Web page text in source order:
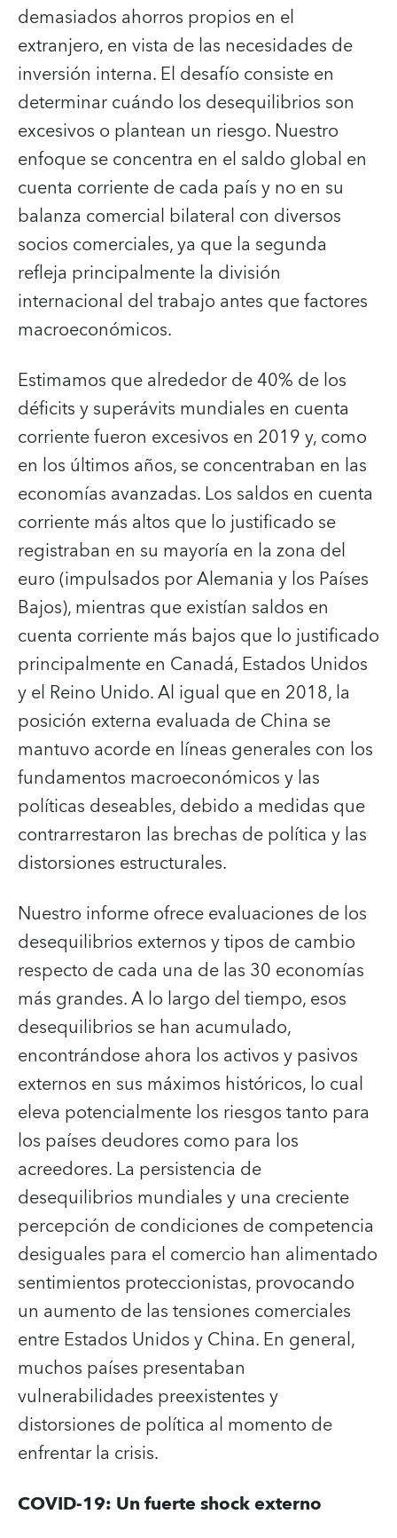
demasiados ahorros propios en el
extranjero, en vista de las necesidades de
inversión interna. El desafío consiste en
determinar cuándo los desequilibrios son
excesivos o plantean un riesgo. Nuestro
enfoque se concentra en el saldo global en
cuenta corriente de cada país y no en su
balanza comercial bilateral con diversos
socios comerciales, ya que la segunda
refleja principalmente la división
internacional del trabajo antes que factores
macroeconómicos.
Estimamos que alrededor de 40% de los
déficits y superávits mundiales en cuenta
corriente fueron excesivos en 2019 y, como
en los últimos años, se concentraban en las
economías avanzadas. Los saldos en cuenta
corriente más altos que lo justificado se
registraban en su mayoría en la zona del
euro (impulsados por Alemania y los Países
Bajos), mientras que existían saldos en
cuenta corriente más bajos que lo justificado
principalmente en Canadá, Estados Unidos
y el Reino Unido. Al igual que en 2018, la
posición externa evaluada de China se
mantuvo acorde en líneas generales con los
fundamentos macroeconómicos y las
políticas deseables, debido a medidas que
contrarrestaron las brechas de política y las
distorsiones estructurales.
Nuestro informe ofrece evaluaciones de los
desequilibrios externos y tipos de cambio
respecto de cada una de las 30 economías
más grandes. A lo largo del tiempo, esos
desequilibrios se han acumulado,
encontrándose ahora los activos y pasivos
externos en sus máximos históricos, lo cual
eleva potencialmente los riesgos tanto para
los países deudores como para los
acreedores. La persistencia de
desequilibrios mundiales y una creciente
percepción de condiciones de competencia
desiguales para el comercio han alimentado
sentimientos proteccionistas, provocando
un aumento de las tensiones comerciales
entre Estados Unidos y China. En general,
muchos países presentaban
vulnerabilidades preexistentes y
distorsiones de política al momento de
enfrentar la crisis.
COVID-19: Un fuerte shock externo